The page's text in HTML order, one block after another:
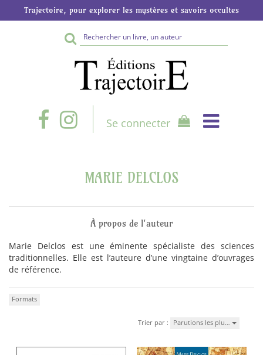
Trajectoire, pour explorer les mystères et savoirs occultes
Rechercher
sur
le
site
Se connecter
MARIE DELCLOS
À propos de l'auteur
Marie Delclos est une éminente spécialiste des sciences
traditionnelles. Elle est l’auteure d’une vingtaine d’ouvrages
de référence.
Formats
Trier par : Parutions les plu…